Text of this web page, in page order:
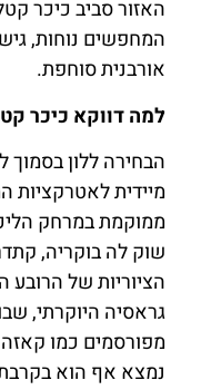
האזור סביב כיכר
המחפשים נוחות,
אורבנית סוחפת.
למה דווקא כיכר
הבחירה ללון
מיידית לאטרקציות
ממוקמת במרחק
שוק לה בוקריה,
הציוריות של הרובע
גראסיה היוקרתי,
מפורסמים כמו
נמצא אף הוא